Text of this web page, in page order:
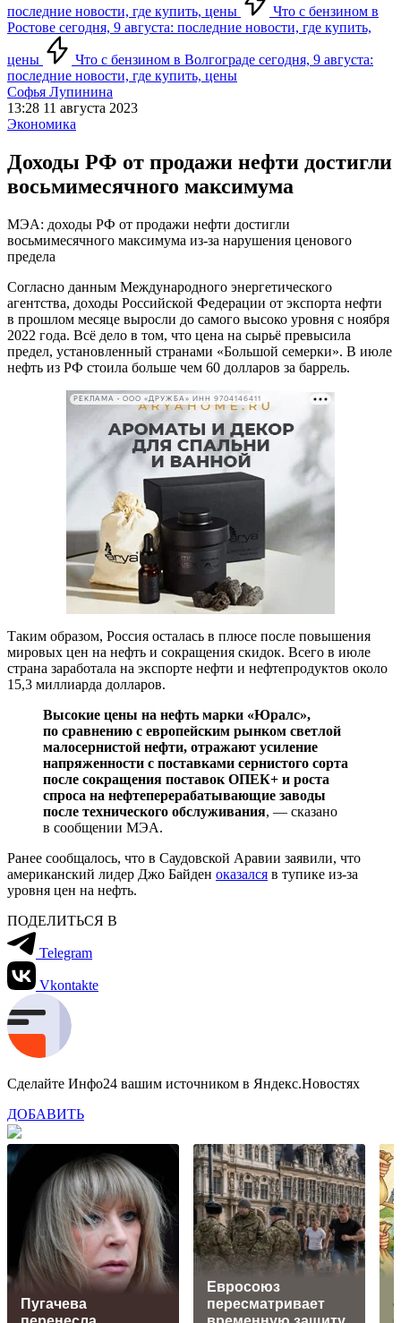
последние новости, где купить, цены
Что с бензином в
Ростове сегодня, 9 августа: последние новости, где купить,
цены
Что с бензином в Волгограде сегодня, 9 августа:
последние новости, где купить, цены
Софья Лупинина
13:28 11 августа 2023
Экономика
Доходы РФ от продажи нефти достигли
восьмимесячного максимума
МЭА: доходы РФ от продажи нефти достигли
восьмимесячного максимума из-за нарушения ценового
предела
Согласно данным Международного энергетического
агентства, доходы Российской Федерации от экспорта нефти
в прошлом месяце выросли до самого высоко уровня с ноября
2022 года. Всё дело в том, что цена на сырьё превысила
предел, установленный странами «Большой семерки». В июле
нефть из РФ стоила больше чем 60 долларов за баррель.
РЕКЛАМА • ООО «ДРУЖБА» ИНН 9704146411
Таким образом, Россия осталась в плюсе после повышения
мировых цен на нефть и сокращения скидок. Всего в июле
страна заработала на экспорте нефти и нефтепродуктов около
15,3 миллиарда долларов.
Высокие цены на нефть марки «Юралс»,
по сравнению с европейским рынком светлой
малосернистой нефти, отражают усиление
напряженности с поставками сернистого сорта
после сокращения поставок ОПЕК+ и роста
спроса на нефтеперерабатывающие заводы
после технического обслуживания, — сказано
в сообщении МЭА.
Ранее сообщалось, что в Саудовской Аравии заявили, что
американский лидер Джо Байден оказался в тупике из-за
уровня цен на нефть.
ПОДЕЛИТЬСЯ В
Telegram
Vkontakte
Сделайте Инфо24 вашим источником в Яндекс.Новостях
ДОБАВИТЬ
Пугачева
Евросоюз
пересматривает